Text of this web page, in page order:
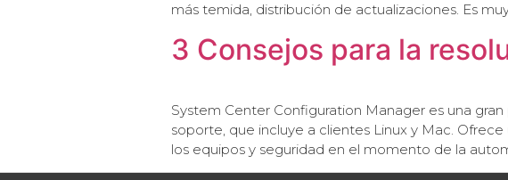
más temida, distribución de actualizaciones. Es
3 Consejos para la
System Center Configuration Manager es una
soporte, que incluye a clientes Linux y Mac.
los equipos y seguridad en el momento de la